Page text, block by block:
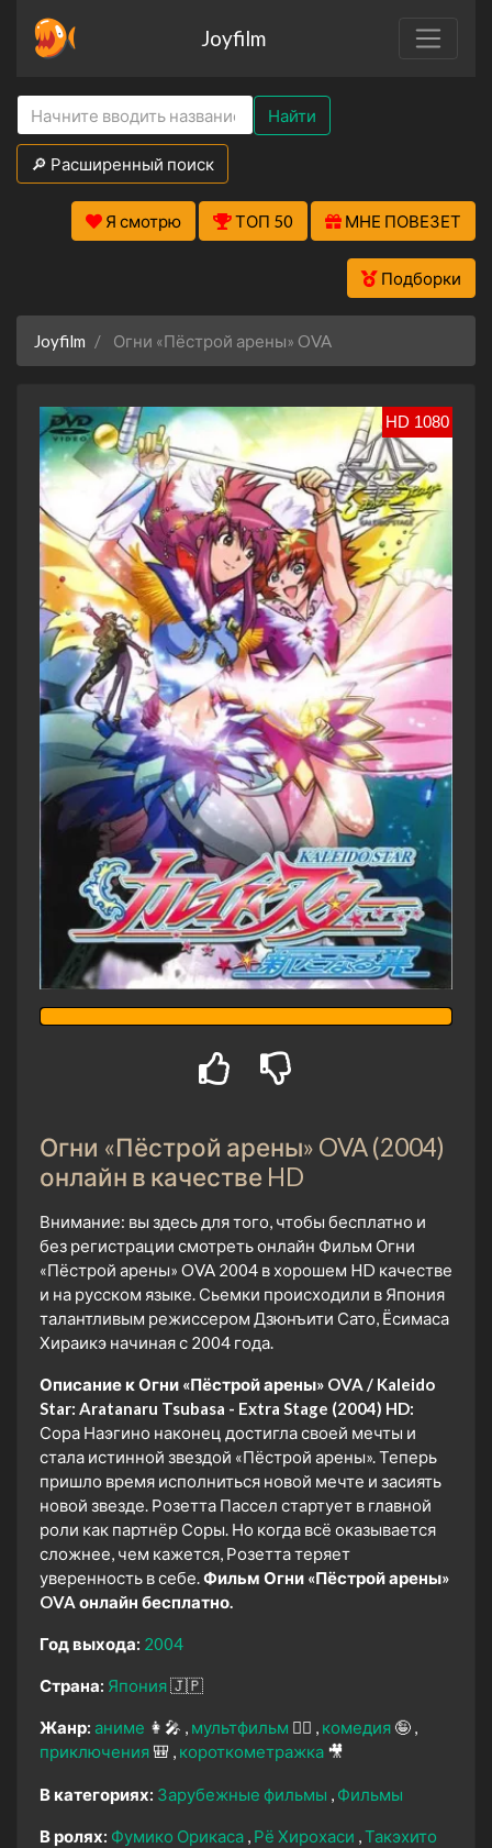
Joyfilm
Найти
🔎 Расширенный поиск
Я смотрю ТОП 50 МНЕ ПОВЕЗЕТ
Подборки
Joyfilm Огни «Пёстрой арены» OVA
HD 1080
Огни «Пёстрой арены» OVA (2004)
онлайн в качестве HD
Внимание: вы здесь для того, чтобы бесплатно и
без регистрации смотреть онлайн Фильм Огни
«Пёстрой арены» OVA 2004 в хорошем HD качестве
и на русском языке. Сьемки происходили в Япония
талантливым режиссером Дзюнъити Сато, Ёсимаса
Хираикэ начиная с 2004 года.
Описание к Огни «Пёстрой арены» OVA / Kaleido
Star: Aratanaru Tsubasa - Extra Stage (2004) HD:
Сора Наэгино наконец достигла своей мечты и
стала истинной звездой «Пёстрой арены». Теперь
пришло время исполниться новой мечте и засиять
новой звезде. Розетта Пассел стартует в главной
роли как партнёр Соры. Но когда всё оказывается
сложнее, чем кажется, Розетта теряет
уверенность в себе.Фильм Огни «Пёстрой арены»
OVA онлайн бесплатно.
Год выхода: 2004
Страна: Япония🇯🇵
Жанр: аниме 👩‍🎤 мультфильм 🧚‍♀️ комедия 🤪
приключения 🎒 короткометражка 🎥
В категориях: Зарубежные фильмы Фильмы
В ролях: Фумико Орикаса Рё Хирохаси Такэхито